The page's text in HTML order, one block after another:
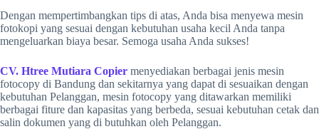
Dengan mempertimbangkan tips di atas, Anda bisa menyewa mesin
fotokopi yang sesuai dengan kebutuhan usaha kecil Anda tanpa
mengeluarkan biaya besar. Semoga usaha Anda sukses!
CV. Htree Mutiara Copier menyediakan berbagai jenis mesin
fotocopy di Bandung dan sekitarnya yang dapat di sesuaikan dengan
kebutuhan Pelanggan, mesin fotocopy yang ditawarkan memiliki
berbagai fiture dan kapasitas yang berbeda, sesuai kebutuhan cetak dan
salin dokumen yang di butuhkan oleh Pelanggan.